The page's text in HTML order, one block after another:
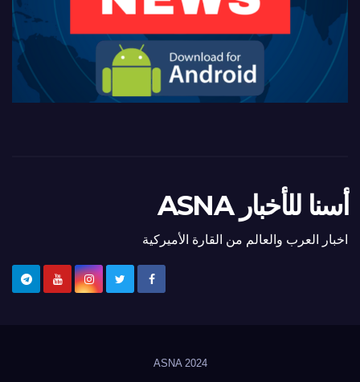
أسنا للأخبار ASNA
اخبار العرب والعالم من القارة الأميركية
ASNA 2024